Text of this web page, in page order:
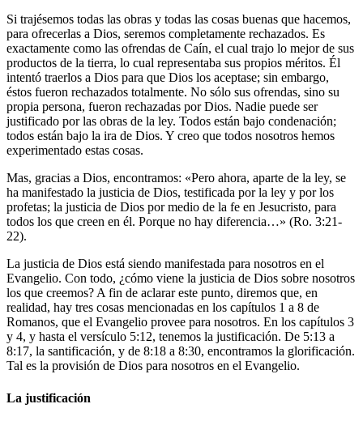
Si trajésemos todas las obras y todas las cosas buenas que hacemos,
para ofrecerlas a Dios, seremos completamente rechazados. Es
exactamente como las ofrendas de Caín, el cual trajo lo mejor de sus
productos de la tierra, lo cual representaba sus propios méritos. Él
intentó traerlos a Dios para que Dios los aceptase; sin embargo,
éstos fueron rechazados totalmente. No sólo sus ofrendas, sino su
propia persona, fueron rechazadas por Dios. Nadie puede ser
justificado por las obras de la ley. Todos están bajo condenación;
todos están bajo la ira de Dios. Y creo que todos nosotros hemos
experimentado estas cosas.
Mas, gracias a Dios, encontramos: «Pero ahora, aparte de la ley, se
ha manifestado la justicia de Dios, testificada por la ley y por los
profetas; la justicia de Dios por medio de la fe en Jesucristo, para
todos los que creen en él. Porque no hay diferencia…» (Ro. 3:21-
22).
La justicia de Dios está siendo manifestada para nosotros en el
Evangelio. Con todo, ¿cómo viene la justicia de Dios sobre nosotros
los que creemos? A fin de aclarar este punto, diremos que, en
realidad, hay tres cosas mencionadas en los capítulos 1 a 8 de
Romanos, que el Evangelio provee para nosotros. En los capítulos 3
y 4, y hasta el versículo 5:12, tenemos la justificación. De 5:13 a
8:17, la santificación, y de 8:18 a 8:30, encontramos la glorificación.
Tal es la provisión de Dios para nosotros en el Evangelio.
La justificación